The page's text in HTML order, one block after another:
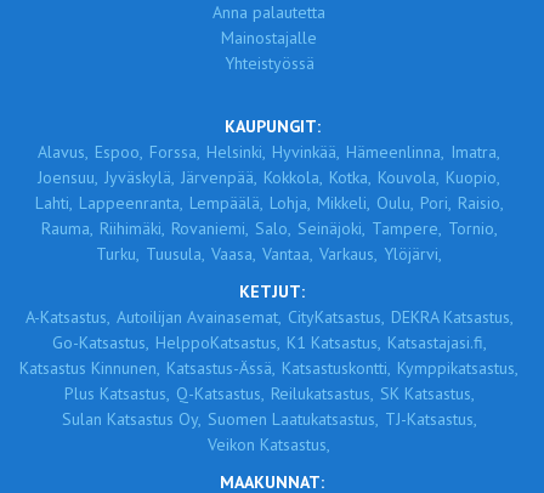
Anna palautetta
Mainostajalle
Yhteistyössä
KAUPUNGIT:
Alavus, Espoo, Forssa, Helsinki, Hyvinkää, Hämeenlinna, Imatra,
Joensuu, Jyväskylä, Järvenpää, Kokkola, Kotka, Kouvola, Kuopio,
Lahti, Lappeenranta, Lempäälä, Lohja, Mikkeli, Oulu, Pori, Raisio,
Rauma, Riihimäki, Rovaniemi, Salo, Seinäjoki, Tampere, Tornio,
Turku, Tuusula, Vaasa, Vantaa, Varkaus, Ylöjärvi,
KETJUT:
A-Katsastus, Autoilijan Avainasemat, CityKatsastus, DEKRA Katsastus,
Go-Katsastus, HelppoKatsastus, K1 Katsastus, Katsastajasi.fi,
Katsastus Kinnunen, Katsastus-Ässä, Katsastuskontti, Kymppikatsastus,
Plus Katsastus, Q-Katsastus, Reilukatsastus, SK Katsastus,
Sulan Katsastus Oy, Suomen Laatukatsastus, TJ-Katsastus,
Veikon Katsastus,
MAAKUNNAT: